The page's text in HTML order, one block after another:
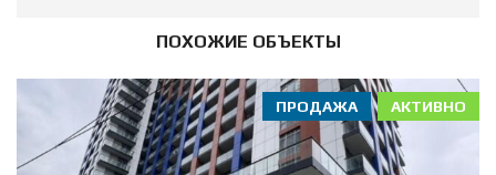
ПОХОЖИЕ ОБЪЕКТЫ
АКТИВНО
ПРОДАЖА